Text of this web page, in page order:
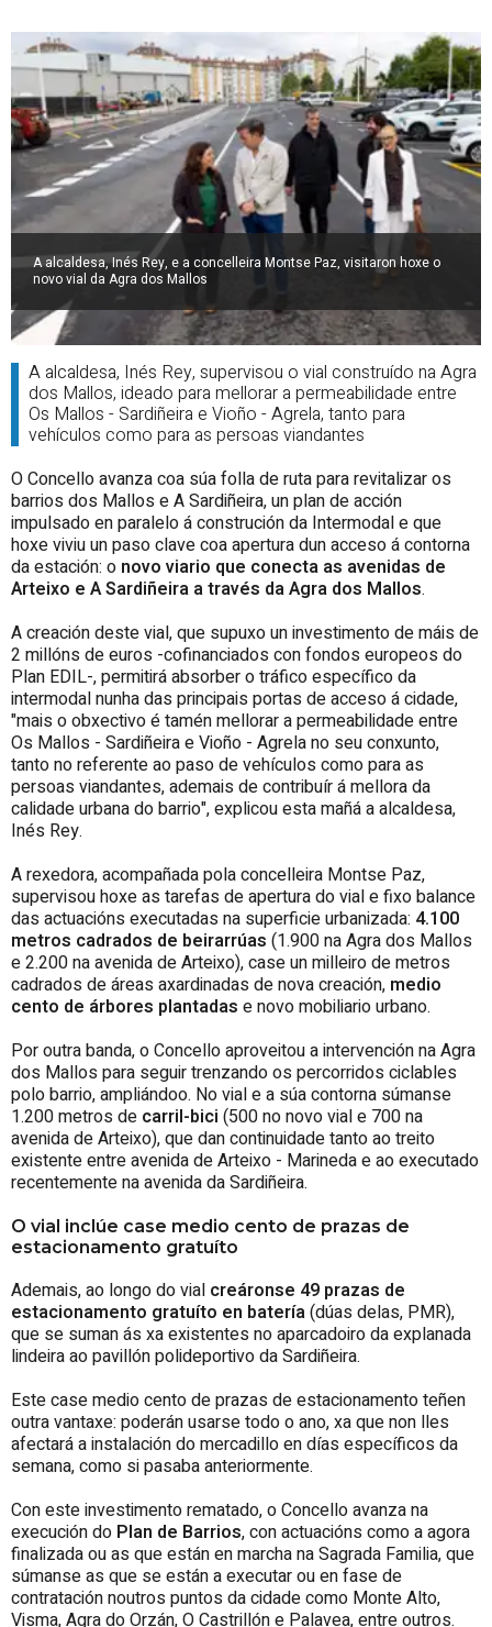
A alcaldesa, Inés Rey, e a concelleira Montse Paz, visitaron hoxe o
novo vial da Agra dos Mallos
A alcaldesa, Inés Rey, supervisou o vial construído na Agra
dos Mallos, ideado para mellorar a permeabilidade entre
Os Mallos - Sardiñeira e Vioño - Agrela, tanto para
vehículos como para as persoas viandantes
O Concello avanza coa súa folla de ruta para revitalizar os
barrios dos Mallos e A Sardiñeira, un plan de acción
impulsado en paralelo á construción da Intermodal e que
hoxe viviu un paso clave coa apertura dun acceso á contorna
da estación: o novo viario que conecta as avenidas de
Arteixo e A Sardiñeira a través da Agra dos Mallos.
A creación deste vial, que supuxo un investimento de máis de
2 millóns de euros -cofinanciados con fondos europeos do
Plan EDIL-, permitirá absorber o tráfico específico da
intermodal nunha das principais portas de acceso á cidade,
"mais o obxectivo é tamén mellorar a permeabilidade entre
Os Mallos - Sardiñeira e Vioño - Agrela no seu conxunto,
tanto no referente ao paso de vehículos como para as
persoas viandantes, ademais de contribuír á mellora da
calidade urbana do barrio", explicou esta mañá a alcaldesa,
Inés Rey.
A rexedora, acompañada pola concelleira Montse Paz,
supervisou hoxe as tarefas de apertura do vial e fixo balance
das actuacións executadas na superficie urbanizada: 4.100
metros cadrados de beirarrúas (1.900 na Agra dos Mallos
e 2.200 na avenida de Arteixo), case un milleiro de metros
cadrados de áreas axardinadas de nova creación, medio
cento de árbores plantadas e novo mobiliario urbano.
Por outra banda, o Concello aproveitou a intervención na Agra
dos Mallos para seguir trenzando os percorridos ciclables
polo barrio, ampliándoo. No vial e a súa contorna súmanse
1.200 metros de carril-bici (500 no novo vial e 700 na
avenida de Arteixo), que dan continuidade tanto ao treito
existente entre avenida de Arteixo - Marineda e ao executado
recentemente na avenida da Sardiñeira.
O vial inclúe case medio cento de prazas de
estacionamento gratuíto
Ademais, ao longo do vial creáronse 49 prazas de
estacionamento gratuíto en batería(dúas delas, PMR),
que se suman ás xa existentes no aparcadoiro da explanada
lindeira ao pavillón polideportivo da Sardiñeira.
Este case medio cento de prazas de estacionamento teñen
outra vantaxe: poderán usarse todo o ano, xa que non lles
afectará a instalación do mercadillo en días específicos da
semana, como si pasaba anteriormente.
Con este investimento rematado, o Concello avanza na
execución do Plan de Barrios, con actuacións como a agora
finalizada ou as que están en marcha na Sagrada Familia, que
súmanse as que se están a executar ou en fase de
contratación noutros puntos da cidade como Monte Alto,
Visma, Agra do Orzán, O Castrillón e Palavea, entre outros.